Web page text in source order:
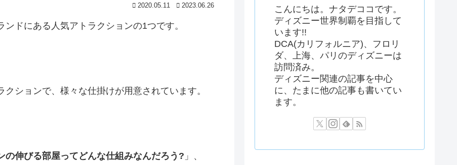
2020.05.11 2023.06.26
ンドにある人気アトラクションの1つです。
ションで、様々な仕掛けが用意されています。
の伸びる部屋ってどんな仕組みなんだろう? 」、
こんにちは。ナタデココです。
ディズニー世界制覇を目指して
います!!
DCA(カリフォルニア)、フロリ
ダ、上海、パリのディズニーは
訪問済み。
ディズニー関連の記事を中心
に、たまに他の記事も書いてい
ます。